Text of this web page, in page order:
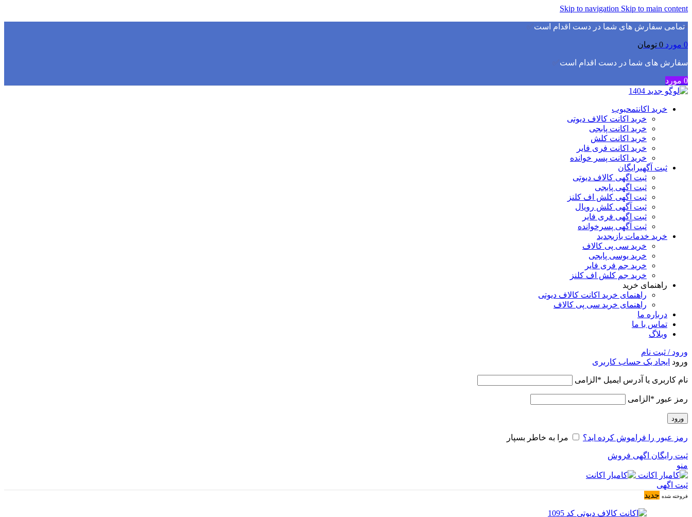
Skip to navigation Skip to main content
▫️تمامی سفارش های شما در دست اقدام است✅
0 مورد 0 تومان
سفارش های شما در دست اقدام است✅
0 مورد
خرید اکانتمحبوب
خرید اکانت کالاف دیوتی
خرید اکانت پابجی
خرید اکانت کلش
خرید اکانت فری فایر
خرید اکانت پسر خوانده
ثبت آگهیرایگان
ثبت اگهی کالاف دیوتی
ثبت اگهی پابجی
ثبت اگهی کلش اف کلنز
ثبت آگهی کلش رویال
ثبت اگهی فری فایر
ثبت آگهی پسرخوانده
خرید خدمات بازیجدید
خرید سی پی کالاف
خرید یوسی پابجی
خرید جم فری فایر
خرید جم کلش اف کلنز
راهنمای خرید
راهنمای خرید اکانت کالاف دیوتی
راهنمای خرید سی پی کالاف
درباره ما
تماس با ما
وبلاگ
ورود / ثبت نام
ورود ایجاد یک حساب کاربری
نام کاربری یا آدرس ایمیل * الزامی
رمز عبور * الزامی
ورود
رمز عبور را فراموش کرده اید؟ مرا به خاطر بسپار
ثبت رایگان اگهی فروش
منو
ثبت اگهی
فروخته شده جدید